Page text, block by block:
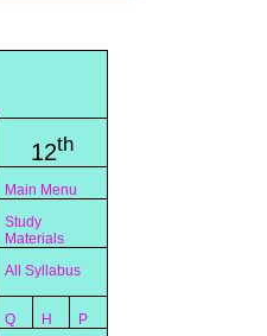
12th
Main Menu
Study
Materials
All Syllabus
Q H
P